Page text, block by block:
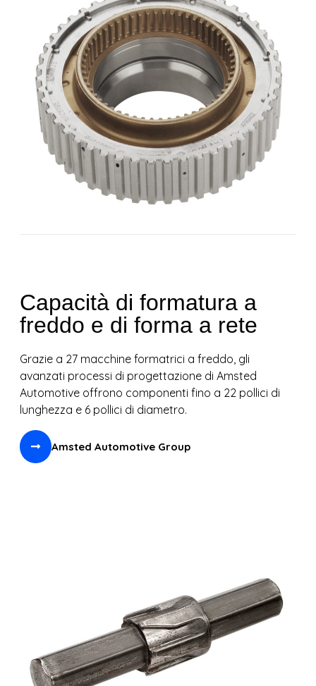
Capacità di formatura a
freddo e di forma a rete
Grazie a 27 macchine formatrici a freddo, gli
avanzati processi di progettazione di Amsted
Automotive offrono componenti fino a 22 pollici di
lunghezza e 6 pollici di diametro.
Amsted Automotive Group